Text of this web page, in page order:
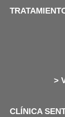
>
CLÍNICA